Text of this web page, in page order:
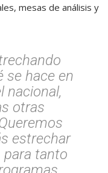
mesas de análisis y
se hace en
nacional,
otras
estrechar
para tanto